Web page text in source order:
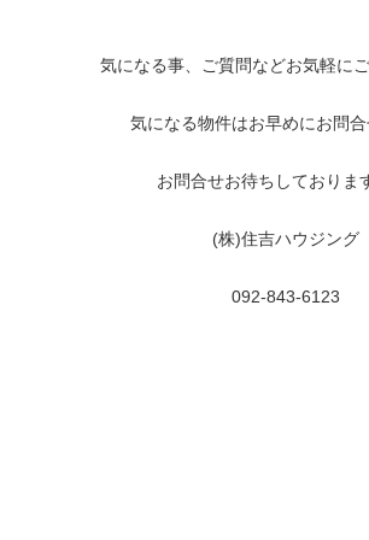
気になる事、ご質問などお気軽にご
気になる物件はお早めにお問
お問合せお待ちしておりま
(株)住吉ハウジング
092-843-6123